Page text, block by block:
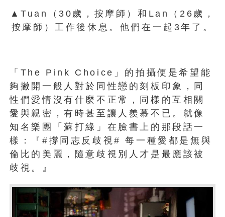
▲Tuan（30歲，按摩師）和Lan（26歲，
按摩師）工作後休息。他們在一起3年了。
「The Pink Choice」的拍攝便是希望能
夠撇開一般人對於同性戀的刻板印象，同
性們愛情沒有什麼不正常，同樣的互相關
愛與親密，有時甚至讓人羨慕不已。就像
知名樂團「蘇打綠」在臉書上的那段話一
樣：『#撐同志反歧視# 每一種愛都是無與
倫比的美麗，隨意歧視別人才是最應該被
歧視。』